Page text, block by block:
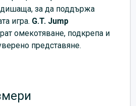
за да поддържа
игра. G.T. Jump
омекотяване, подкрепа и
представяне.